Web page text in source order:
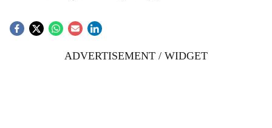
ADVERTISEMENT / WIDGET